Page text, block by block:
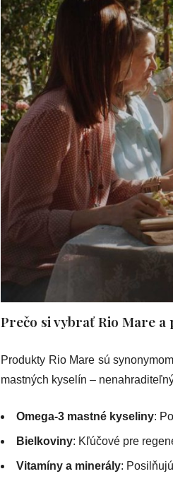
Prečo si vybrať Rio Mare
Produkty Rio Mare sú
mastných kyselín –
Omega-3 mastné kyseliny:
Bielkoviny: Kľúčové pre
Vitamíny a minerály: